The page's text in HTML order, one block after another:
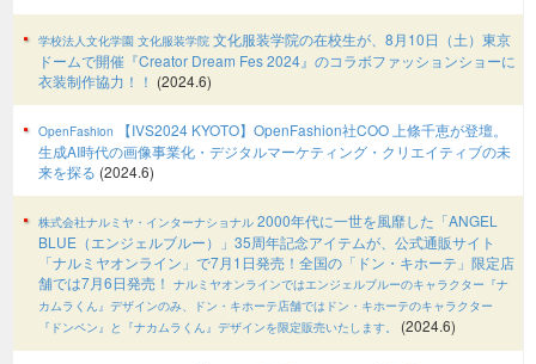
学校法人文化学園 文化服装学院 文化服装学院の在校生が、8月10日（土）東京
ドームで開催『Creator Dream Fes 2024』のコラボファッションショーに
衣装制作協力！！ (2024.6)
OpenFashion
【IVS2024 KYOTO】OpenFashion社COO 上條千恵が登壇。
生成AI時代の画像事業化・デジタルマーケティング・クリエイティブの未
来を探る (2024.6)
株式会社ナルミヤ・インターナショナル 2000年代に⼀世を⾵靡した「ANGEL
BLUE（エンジェルブルー）」35周年記念アイテムが、公式通販サイト
「ナルミヤオンライン」で7月1日発売！全国の「ドン・キホーテ」限定店
舗では7月6日発売！ ナルミヤオンラインではエンジェルブルーのキャラクター『ナ
カムラくん』デザインのみ、ドン・キホーテ店舗ではドン・キホーテのキャラクター
『ドンペン』と『ナカムラくん』デザインを限定販売いたします。
(2024.6)